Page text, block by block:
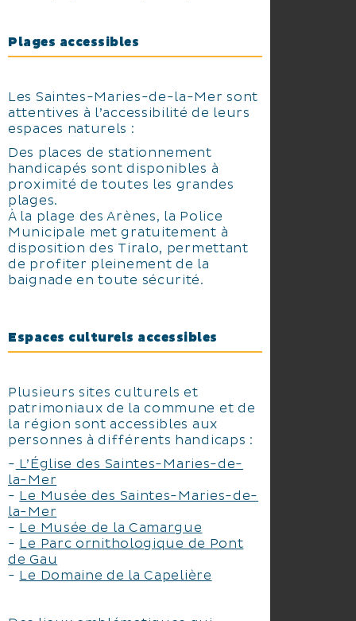
Plages accessibles
Les Saintes-Maries-de-la-Mer sont
attentives à l’accessibilité de leurs
espaces naturels :
Des places de stationnement
handicapés sont disponibles à
proximité de toutes les grandes
plages.
À la plage des Arènes, la Police
Municipale met gratuitement à
disposition des Tiralo, permettant
de profiter pleinement de la
baignade en toute sécurité.
Espaces culturels accessibles
Plusieurs sites culturels et
patrimoniaux de la commune et de
la région sont accessibles aux
personnes à différents handicaps :
- L’Église des Saintes-Maries-de-
la-Mer
- Le Musée des Saintes-Maries-de-
la-Mer
- Le Musée de la Camargue
- Le Parc ornithologique de Pont
de Gau
- Le Domaine de la Capelière